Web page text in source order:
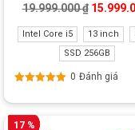
19.999.000₫ Giá gốc
Intel Core i5 13 inch
SSD 256GB
0 Đánh giá
17 %